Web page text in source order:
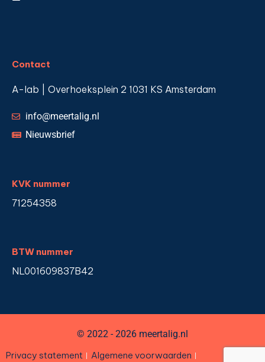
Contact
A-lab | Overhoeksplein 2 1031 KS Amsterdam
info@meertalig.nl
Nieuwsbrief
KVK nummer
71254358
BTW nummer
NL001609837B42
© 2022 - 2026 meertalig.nl
Privacy statement
Algemene voorwaarden